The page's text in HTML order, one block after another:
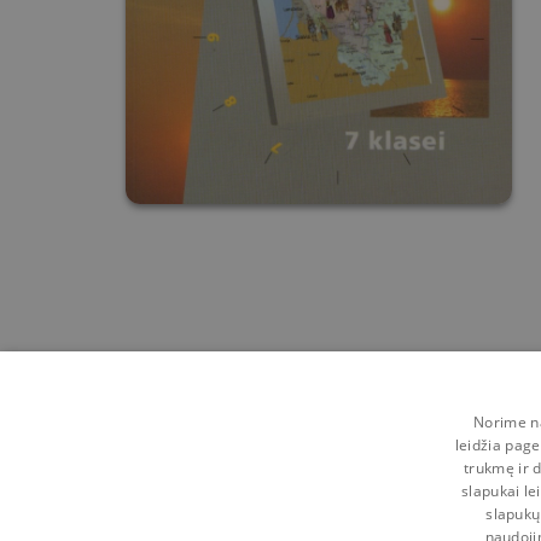
Norime
leidžia
trukmę ir
slapukai